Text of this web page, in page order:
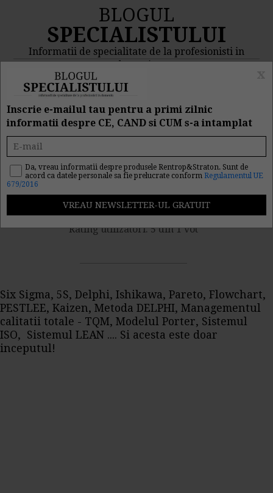
BLOGUL
SPECIALISTULUI
Informatii de specialitate de la profesionisti in
domeniu
MENIU
Esential pentru manageri
in 2015!
Nr. vizualizari: 5773
Rating utilizatori: 5 din 1 vot
Six Sigma, 5S, Delphi, Ishikawa, Pareto, Flowchart,
PESTLEE, Kaizen, Metoda DELPHI, Managementul
calitatii totale - TQM, Modelul Porter, Sistemul
ISO, Sistemul LEAN .... Si acesta este doar
inceputul!
Inscrie e-mailul tau pentru a primi zilnic
informatii despre CE, CAND si CUM s-a intamplat
Da, vreau informatii despre produsele Rentrop&Straton. Sunt de
acord ca datele personale sa fie prelucrate conform Regulamentul UE
679/2016